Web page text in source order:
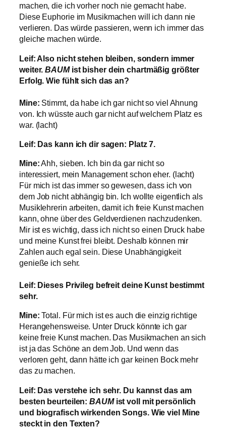
machen, die ich vorher noch nie gemacht habe.
Diese Euphorie im Musikmachen will ich dann nie
verlieren. Das würde passieren, wenn ich immer das
gleiche machen würde.
Leif: Also nicht stehen bleiben, sondern immer
weiter.BAUMist bisher dein chartmäßig größter
Erfolg. Wie fühlt sich das an?
Mine: Stimmt, da habe ich gar nicht so viel Ahnung
von. Ich wüsste auch gar nicht auf welchem Platz es
war. (lacht)
Leif: Das kann ich dir sagen: Platz 7.
Mine:Ahh, sieben. Ich bin da gar nicht so
interessiert, mein Management schon eher. (lacht)
Für mich ist das immer so gewesen, dass ich von
dem Job nicht abhängig bin. Ich wollte eigentlich als
Musiklehrerin arbeiten, damit ich freie Kunst machen
kann, ohne über des Geldverdienen nachzudenken.
Mir ist es wichtig, dass ich nicht so einen Druck habe
und meine Kunst frei bleibt. Deshalb können mir
Zahlen auch egal sein. Diese Unabhängigkeit
genieße ich sehr.
Leif: Dieses Privileg befreit deine Kunst bestimmt
sehr.
Mine: Total. Für mich ist es auch die einzig richtige
Herangehensweise. Unter Druck könnte ich gar
keine freie Kunst machen. Das Musikmachen an sich
ist ja das Schöne an dem Job. Und wenn das
verloren geht, dann hätte ich gar keinen Bock mehr
das zu machen.
Leif: Das verstehe ich sehr. Du kannst das am
besten beurteilen:BAUMist voll mit persönlich
und biografisch wirkenden Songs. Wie viel Mine
steckt in den Texten?